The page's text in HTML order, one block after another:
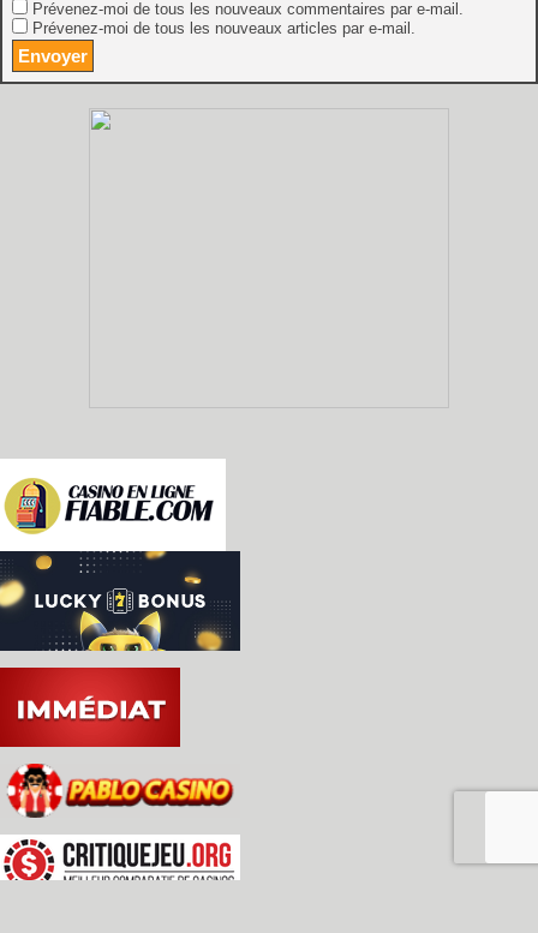
Prévenez-moi de tous les nouveaux commentaires par e-mail.
Prévenez-moi de tous les nouveaux articles par e-mail.